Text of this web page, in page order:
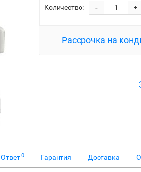
Количество: +
-
Рассрочка на
0 Гарантия Доставка